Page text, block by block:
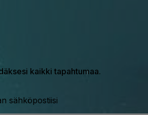
kaikki tapahtumaa.
sähköpostiisi